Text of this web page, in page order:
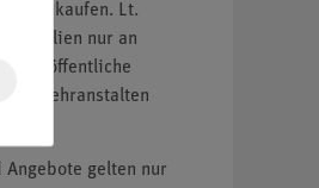
verkaufen. Lt.
nur an
und öffentliche
und Lehranstalten
Angebote gelten nur